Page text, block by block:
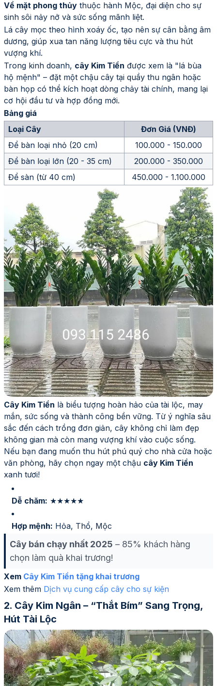
Về mặt phong thủy thuộc hành Mộc, đại diện cho sự
sinh sôi nảy nở và sức sống mãnh liệt.
Lá cây mọc theo hình xoáy ốc, tạo nên sự cân bằng âm
dương, giúp xua tan năng lượng tiêu cực và thu hút
vượng khí.
Trong kinh doanh, cây Kim Tiền được xem là "lá bùa
hộ mệnh" – đặt một chậu cây tại quầy thu ngân hoặc
bàn họp có thể kích hoạt dòng chảy tài chính, mang lại
cơ hội đầu tư và hợp đồng mới.
Bảng giá
Loại Cây
Đơn Giá (VNĐ)
Để bàn loại nhỏ (20 cm)
100.000 - 150.000
Để bàn loại lớn (20 - 35 cm)
200.000 - 350.000
Để sàn (từ 40 cm)
450.000 - 1.100.000
Cây Kim Tiền là biểu tượng hoàn hảo của tài lộc, may
mắn, sức sống và thành công bền vững. Từ ý nghĩa sâu
sắc đến cách trồng đơn giản, cây không chỉ làm đẹp
không gian mà còn mang vượng khí vào cuộc sống.
Nếu bạn đang muốn thu hút phú quý cho nhà cửa hoặc
văn phòng, hãy chọn ngay một chậu cây Kim Tiền
xanh tươi!
Dễ chăm: ★★★★★
Hợp mệnh: Hỏa, Thổ, Mộc
Cây bán chạy nhất 2025 – 85% khách hàng
chọn làm quà khai trương!
Xem Cây Kim Tiền tặng khai trương
Xem thêm Dịch vụ cung cấp cây cho sự kiện
Cây Kim Ngân – “Thắt Bím” Sang Trọng,
Hút Tài Lộc